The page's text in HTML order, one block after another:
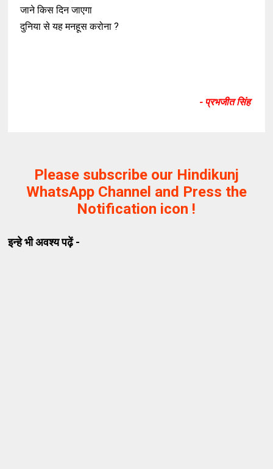
जाने किस दिन जाएगा
दुनिया से यह मनहूस करोना ?
- प्रभजीत सिंह
Please subscribe our Hindikunj
WhatsApp Channel and Press the
Notification icon !
इन्हे भी अवश्य पढ़ें -